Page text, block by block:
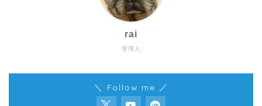
管理人
rai
＼ Follow me ／